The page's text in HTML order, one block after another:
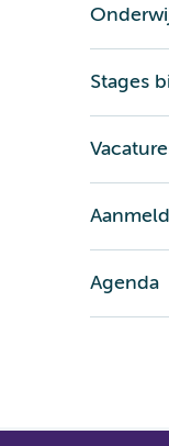
Stages
Agenda